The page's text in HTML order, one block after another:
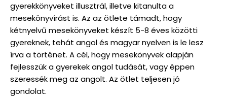
gyerekkönyveket illusztrál, illetve kitanulta a
mesekönyvírást is. Az az ötlete támadt, hogy
kétnyelvű mesekönyveket készít 5-8 éves közötti
gyereknek, tehát angol és magyar nyelven is le lesz
írva a történet. A cél, hogy mesekönyvek alapján
fejlesszük a gyerekek angol tudását, vagy éppen
szeressék meg az angolt. Az ötlet teljesen jó
gondolat.